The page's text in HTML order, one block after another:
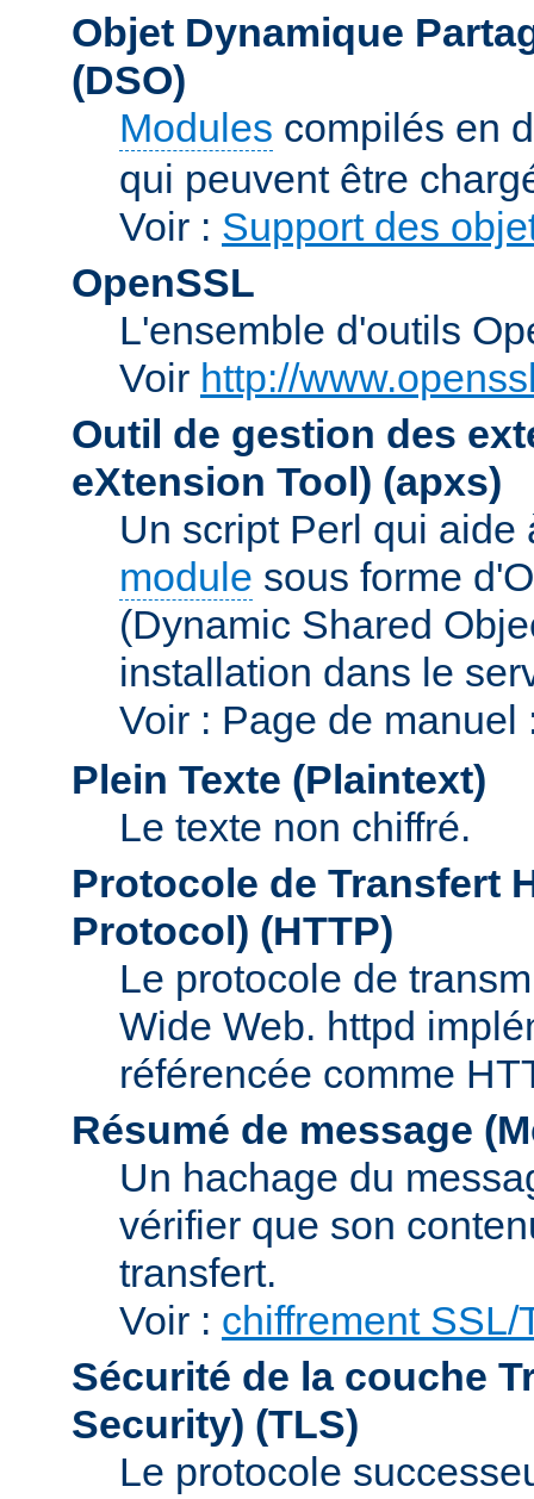
Objet Dynamique
(DSO)
Modules compilés en
qui peuvent être
Voir : Support des
OpenSSL
L'ensemble d'outils
Voir http://
Outil de gestion des
eXtension Tool) (apxs)
Un script Perl qui
module sous forme
(Dynamic Shared
installation dans le
Voir : Page de
Plein Texte (Plaintext)
Le texte non chiffré.
Protocole de Transfert
Protocol) (HTTP)
Le protocole de
Wide Web. httpd
référencée comme
Résumé de message
Un hachage du
vérifier que son
transfert.
Voir : chiffrement SSL/
Sécurité de la couche
Security) (TLS)
Le protocole